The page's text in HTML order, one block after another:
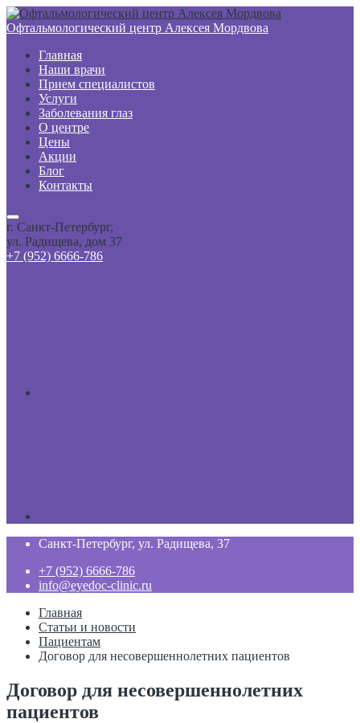
Офтальмологический центр Алексея Мордвова
Главная
Наши врачи
Прием специалистов
Услуги
Заболевания глаз
О центре
Цены
Акции
Блог
Контакты
г. Санкт-Петербург,
ул. Радищева, дом 37
+7 (952) 6666-786
Санкт-Петербург, ул. Радищева, 37
+7 (952) 6666-786
info@eyedoc-clinic.ru
Главная
Статьи и новости
Пациентам
Договор для несовершеннолетних пациентов
Договор для несовершеннолетних
пациентов